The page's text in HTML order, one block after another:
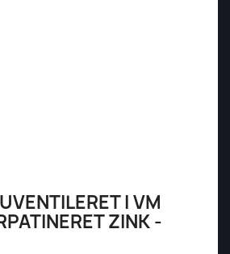
I VM
ZINK -